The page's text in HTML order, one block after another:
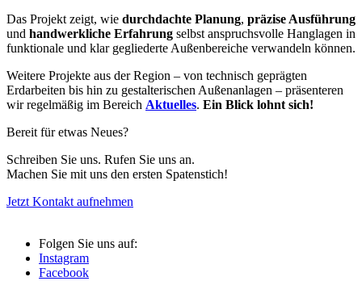
Das Projekt zeigt, wie durchdachte Planung, präzise Ausführung
und handwerkliche Erfahrung selbst anspruchsvolle Hanglagen in
funktionale und klar gegliederte Außenbereiche verwandeln können.
Weitere Projekte aus der Region – von technisch geprägten
Erdarbeiten bis hin zu gestalterischen Außenanlagen – präsenteren
wir regelmäßig im Bereich Aktuelles. Ein Blick lohnt sich!
Bereit für etwas Neues?
Schreiben Sie uns. Rufen Sie uns an.
Machen Sie mit uns den ersten Spatenstich!
Jetzt Kontakt aufnehmen
Folgen Sie uns auf:
Instagram
Facebook